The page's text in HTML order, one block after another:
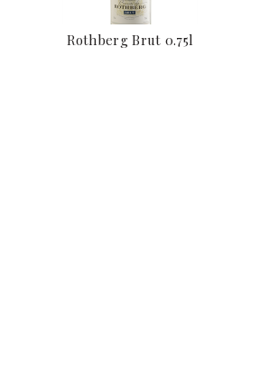
Rothberg Brut 0.75l